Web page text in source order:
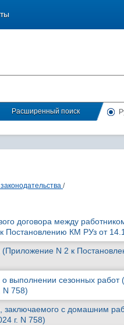
Расширенный поиск
/
договора между
КМ РУз от
N 2 к
выполнении сезонных работ
N 758)
заключаемого с домашним
г. N 758)